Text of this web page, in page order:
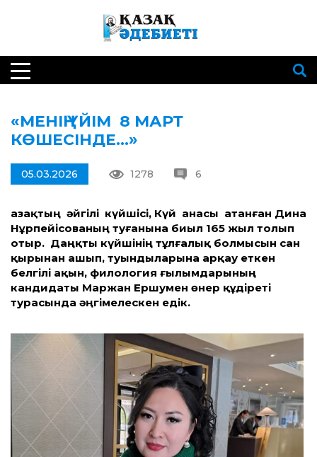
«МЕНІҢ ҮЙІМ 8 МАРТ
КӨШЕСІНДЕ…»
05.03.2026 1278 6
Қазақтың әйгілі күйшісі, Күй анасы атанған Дина
Нұрпейісованың туғанына биыл 165 жыл толып
отыр. Даңқты күйшінің тұлғалық болмысын сан
қырынан ашып, туындыларына арқау еткен
белгілі ақын, филология ғылымдарының
кандидаты Маржан Ершумен өнер құдіреті
турасында әңгімелескен едік.